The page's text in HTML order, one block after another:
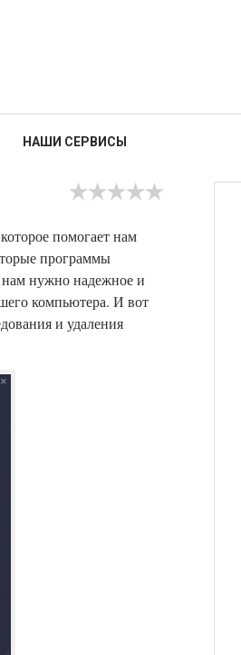
НАШИ СЕРВИСЫ
помогает нам
программы
нам нужно надежное и
компьютера. И вот
и удаления